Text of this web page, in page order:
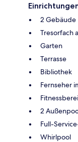
2 Gebäude
Tresorfach
Garten
Terrasse
Bibliothek
Fernseher
2
Full-
Whirlpool